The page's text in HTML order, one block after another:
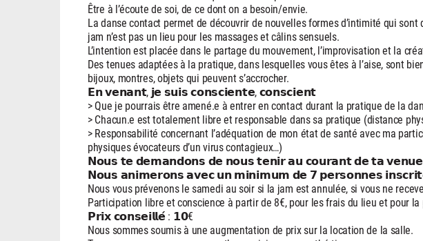
Être à l’écoute de soi, de ce dont on a besoin/envie.
La danse contact permet de découvrir de nouvelles formes d’intimité qui
jam n’est pas un lieu pour les massages et câlins sensuels.
L’intention est placée dans le partage du mouvement, l’improvisation et la
Des tenues adaptées à la pratique, dans lesquelles vous êtes à l’aise, sont
bijoux, montres, objets qui peuvent s’accrocher.
𝗘𝗻 𝘃𝗲𝗻𝗮𝗻𝘁, 𝗷𝗲 𝘀𝘂𝗶𝘀 𝗰𝗼𝗻𝘀𝗰𝗶𝗲𝗻𝘁𝗲, 𝗰𝗼𝗻𝘀𝗰𝗶𝗲𝗻𝘁
> Que je pourrais être amené.e à entrer en contact durant la pratique de la
> Chacun.e est totalement libre et responsable dans sa pratique (distance
> Responsabilité concernant l’adéquation de mon état de santé avec ma
physiques évocateurs d’un virus contagieux…)
𝗡𝗼𝘂𝘀 𝘁𝗲 𝗱𝗲𝗺𝗮𝗻𝗱𝗼𝗻𝘀 𝗱𝗲 𝗻𝗼𝘂𝘀 𝘁𝗲𝗻𝗶𝗿 𝗮𝘂 𝗰𝗼𝘂𝗿𝗮𝗻𝘁 𝗱𝗲 𝘁𝗮
𝗡𝗼𝘂𝘀 𝗮𝗻𝗶𝗺𝗲𝗿𝗼𝗻𝘀 𝗮𝘃𝗲𝗰 𝘂𝗻 𝗺𝗶𝗻𝗶𝗺𝘂𝗺 𝗱𝗲 𝟳 𝗽𝗲𝗿𝘀𝗼𝗻𝗻𝗲𝘀
Nous vous prévenons le samedi au soir si la jam est annulée, si vous ne
Participation libre et conscience à partir de 8€, pour les frais du lieu et pour la
𝗣𝗿𝗶𝘅 𝗰𝗼𝗻𝘀𝗲𝗶𝗹𝗹𝗲́ : 𝟭𝟬€
Nous sommes soumis à une augmentation de prix sur la location de la salle.